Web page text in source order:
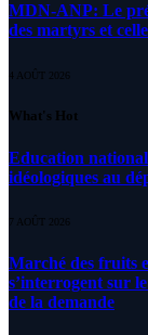
MDN-ANP: Le
des martyrs et
4 AOÛT 2026
What's Hot
Education
idéologiques au
7 AOÛT 2026
Marché des fruits
s’interrogent sur
de la demande